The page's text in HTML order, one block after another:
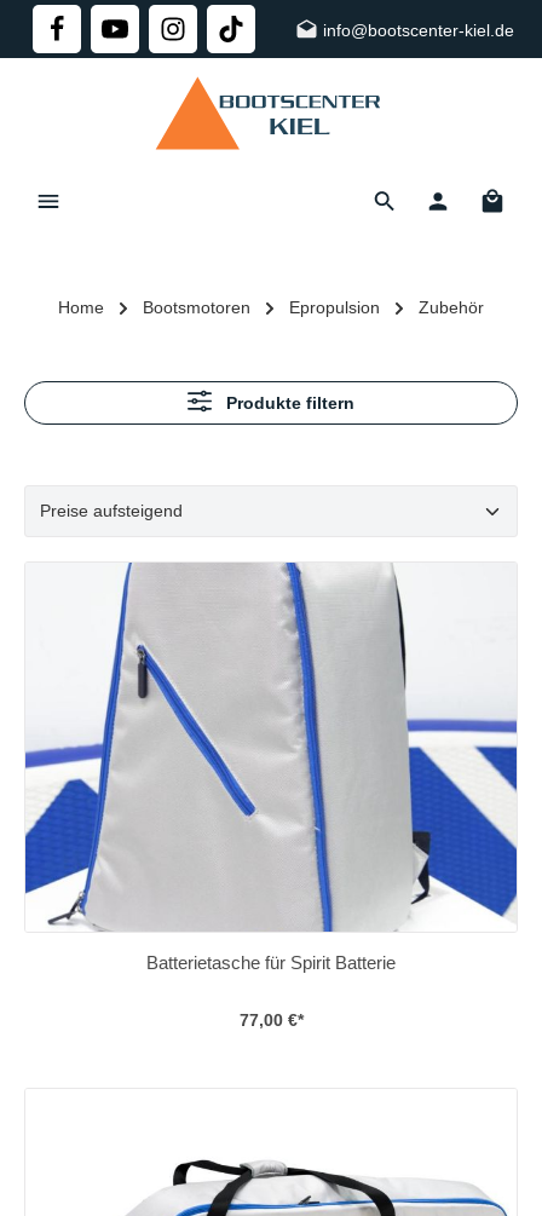
springen info@bootscenter-kiel.de
Home Bootsmotoren Epropulsion Zubehör
Produkte filtern
Batterietasche für Spirit Batterie
77,00 €*